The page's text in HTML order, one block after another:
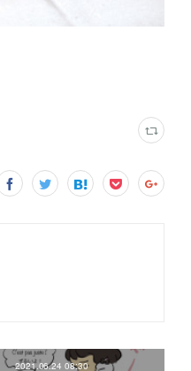
2021.06.24 08:30